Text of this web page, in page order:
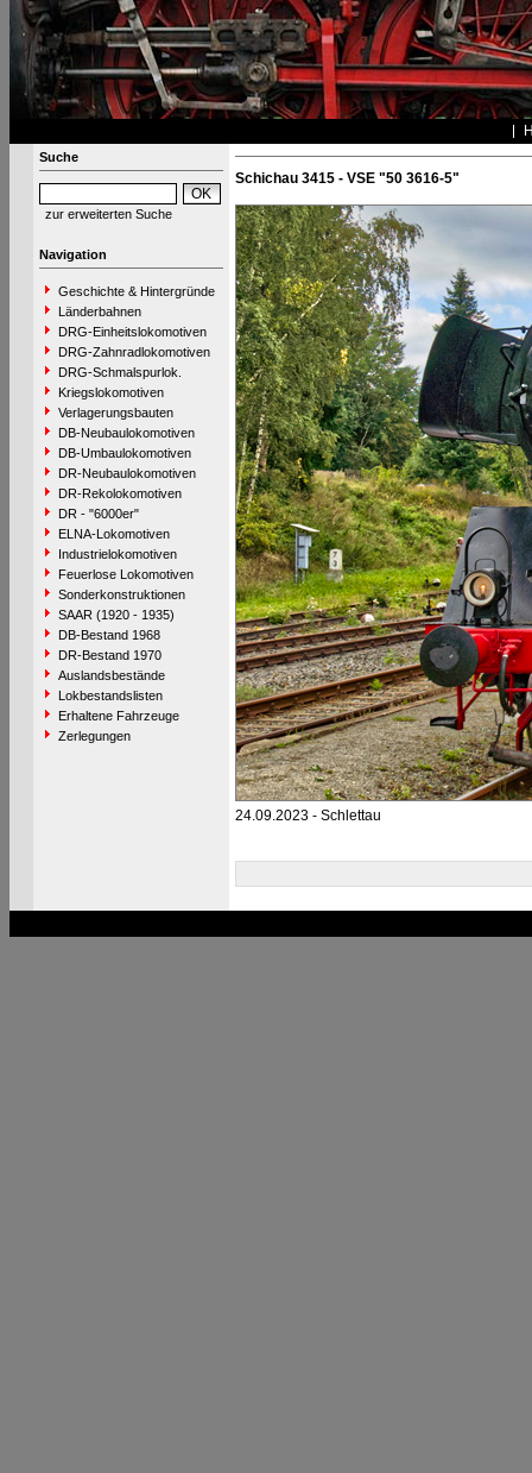
Suche
zur erweiterten Suche
Navigation
Geschichte & Hintergründe
Länderbahnen
DRG-Einheitslokomotiven
DRG-Zahnradlokomotiven
DRG-Schmalspurlok.
Kriegslokomotiven
Verlagerungsbauten
DB-Neubaulokomotiven
DB-Umbaulokomotiven
DR-Neubaulokomotiven
DR-Rekolokomotiven
DR - "6000er"
ELNA-Lokomotiven
Industrielokomotiven
Feuerlose Lokomotiven
Sonderkonstruktionen
SAAR (1920 - 1935)
DB-Bestand 1968
DR-Bestand 1970
Auslandsbestände
Lokbestandslisten
Erhaltene Fahrzeuge
Zerlegungen
Schichau 3415 - VSE "50 3616-5"
24.09.2023 - Schlettau